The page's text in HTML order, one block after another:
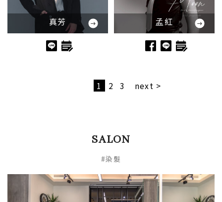
真芳 孟紅
1 2 3 next >
SALON
#染髮